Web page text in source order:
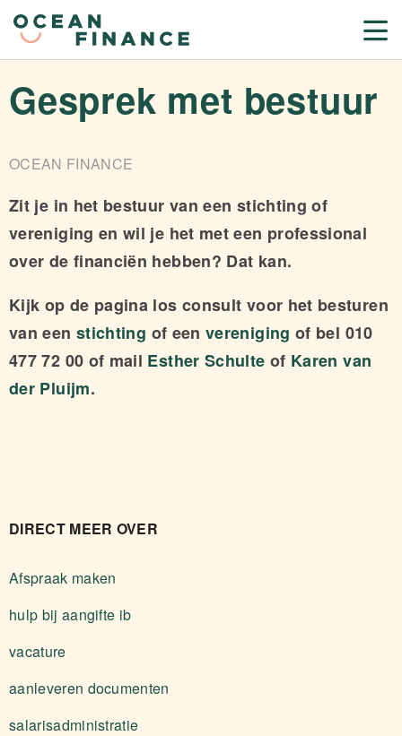
Gesprek met bestuur
OCEAN FINANCE
Zit je in het bestuur van een stichting of
vereniging en wil je het met een professional
over de financiën hebben? Dat kan.
Kijk op de pagina los consult voor het besturen
van een stichting of eenvereniging of bel 010
477 72 00 of mail Esther Schulte of Karen van
der Pluijm.
DIRECT MEER OVER
Afspraak maken
hulp bij aangifte ib
vacature
aanleveren documenten
salarisadministratie